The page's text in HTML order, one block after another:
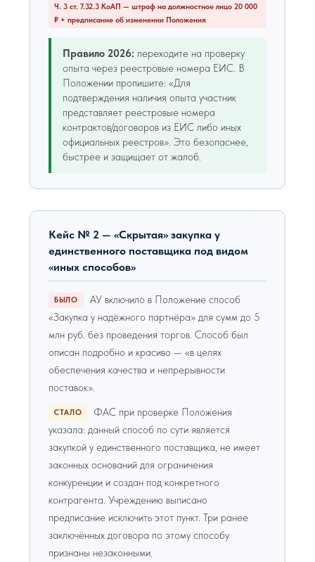
Ч. 3 ст. 7.32.3 КоАП — штраф на должностное лицо 20 000
₽ + предписание об изменении Положения
Правило 2026: переходите на проверку
опыта через реестровые номера ЕИС. В
Положении пропишите: «Для
подтверждения наличия опыта участник
представляет реестровые номера
контрактов/договоров из ЕИС либо иных
официальных реестров». Это безопаснее,
быстрее и защищает от жалоб.
Кейс № 2 — «Скрытая» закупка у
единственного поставщика под видом
«иных способов»
БЫЛО
АУ включило в Положение способ
«Закупка у надёжного партнёра» для сумм до 5
млн руб. без проведения торгов. Способ был
описан подробно и красиво — «в целях
обеспечения качества и непрерывности
поставок».
СТАЛО
ФАС при проверке Положения
указала: данный способ по сути является
закупкой у единственного поставщика, не имеет
законных оснований для ограничения
конкуренции и создан под конкретного
контрагента. Учреждению выписано
предписание исключить этот пункт. Три ранее
заключённых договора по этому способу
признаны незаконными.